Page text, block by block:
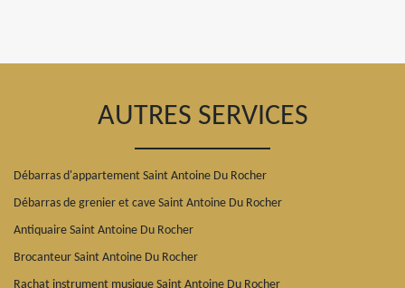
AUTRES SERVICES
Débarras d'appartement Saint Antoine Du Rocher
Débarras de grenier et cave Saint Antoine Du Rocher
Antiquaire Saint Antoine Du Rocher
Brocanteur Saint Antoine Du Rocher
Rachat instrument musique Saint Antoine Du Rocher